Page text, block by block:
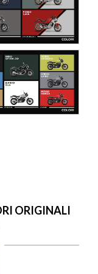
ORIGINALI
it-it/